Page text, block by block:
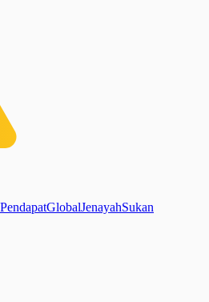
PendapatGlobalJenayahSukan